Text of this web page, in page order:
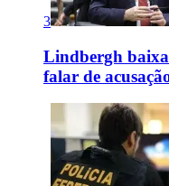
3
Lindbergh
falar de